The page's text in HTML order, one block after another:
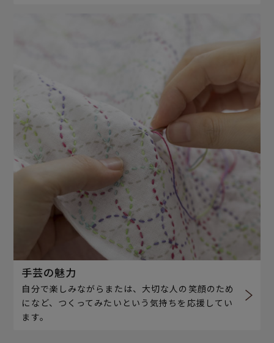
手芸の魅力
自分で楽しみながらまたは、大切な人の笑顔のため
になど、つくってみたいという気持ちを応援してい
ます。